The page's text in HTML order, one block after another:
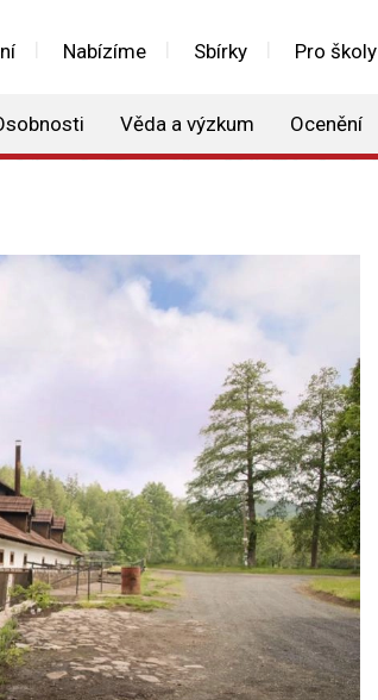
Nabízíme Sbírky Pro školy
Věda a výzkum Ocenění